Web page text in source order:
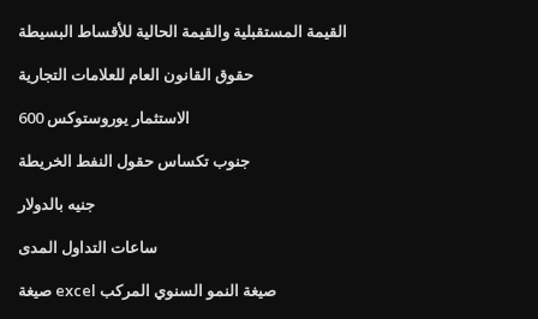
القيمة المستقبلية والقيمة الحالية للأقساط البسيطة
حقوق القانون العام للعلامات التجارية
الاستثمار يوروستوكس 600
جنوب تكساس حقول النفط الخريطة
جنيه بالدولار
ساعات التداول المدى
صيغة excel صيغة النمو السنوي المركب